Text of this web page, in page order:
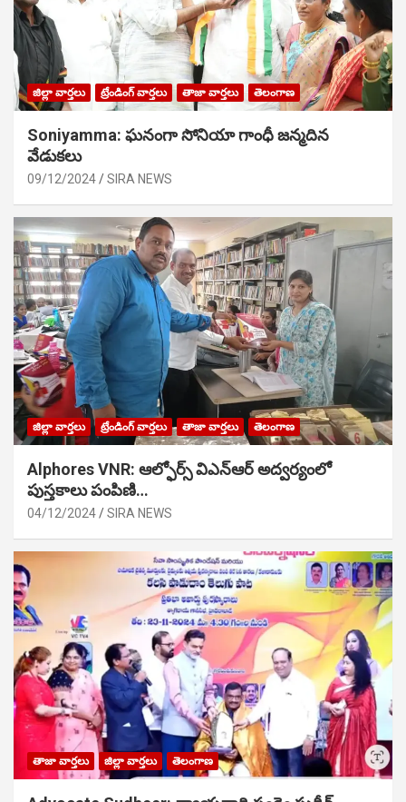
జిల్లా వార్తలు ట్రేండింగ్ వార్తలు తాజా వార్తలు తెలంగాణ
Soniyamma: ఘ‌నంగా సోనియా గాంధీ జ‌న్మ‌దిన
వేడుక‌లు
09/12/2024 SIRA NEWS
జిల్లా వార్తలు ట్రేండింగ్ వార్తలు తాజా వార్తలు తెలంగాణ
Alphores VNR: ఆల్ఫోర్స్ విఎన్ఆర్ అద్వర్యంలో
పుస్తకాలు పంపిణి…
04/12/2024 SIRA NEWS
తాజా వార్తలు జిల్లా వార్తలు తెలంగాణ